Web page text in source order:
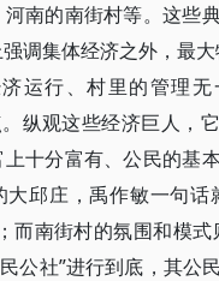
南的南街村等。这些
调集体经济之外，最大
运行、村里的管理无
。纵观这些经济巨人，
上十分富有、公民的基
大邱庄，禹作敏一句话
而南街村的氛围和模式
公社”进行到底，其公